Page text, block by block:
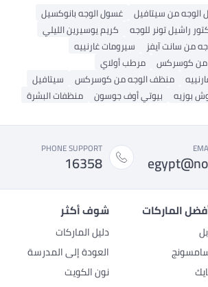
الوجه من سيتافيل
غسول الوجه بانوكسيل
راشيل تونر للوجه
كريم يوسيرين الليلي
من سانت آيفز
سيرومات غارنييه
من كوسركس
مرطب أولاي
منظف ​​الوجه من كوسركس
سيتافيل
بوزيه بيوتي أوف جوسون
منظفات البشرة
PHONE SUPPORT
16358
الماركات شوف أكثر
دليل الماركات
العودة إلى المدرسة
نون الكويت